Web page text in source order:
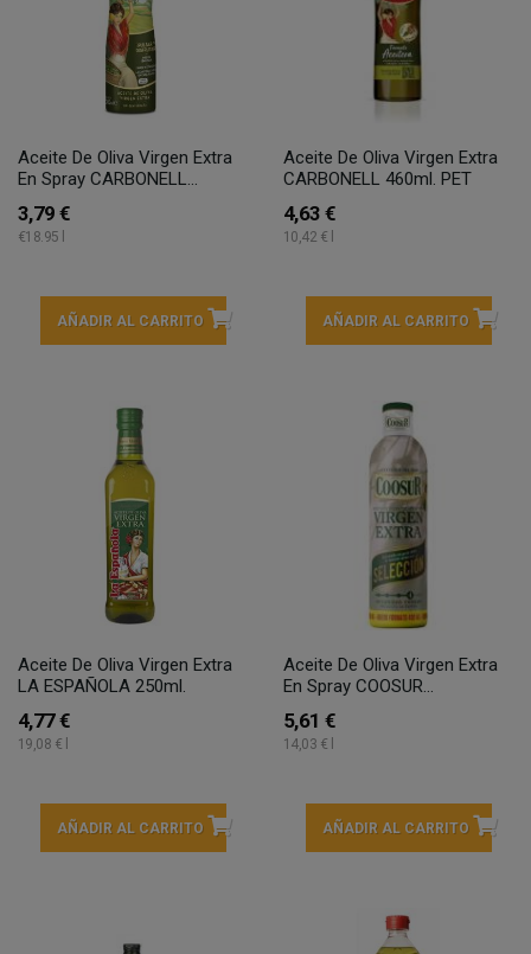
Aceite De Oliva Virgen Extra
En Spray CARBONELL...
3,79 €
€18.95 l
AÑADIR AL CARRITO
Aceite De Oliva Virgen Extra
CARBONELL 460ml. PET
4,63 €
10,42 € l
AÑADIR AL CARRITO
Aceite De Oliva Virgen Extra
LA ESPAÑOLA 250ml.
4,77 €
19,08 € l
AÑADIR AL CARRITO
Aceite De Oliva Virgen Extra
En Spray COOSUR...
5,61 €
14,03 € l
AÑADIR AL CARRITO